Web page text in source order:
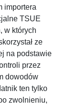
importera
TSUE
w których
ze
na podstawie
przez
dowodów
ten tylko
zwolnieniu,